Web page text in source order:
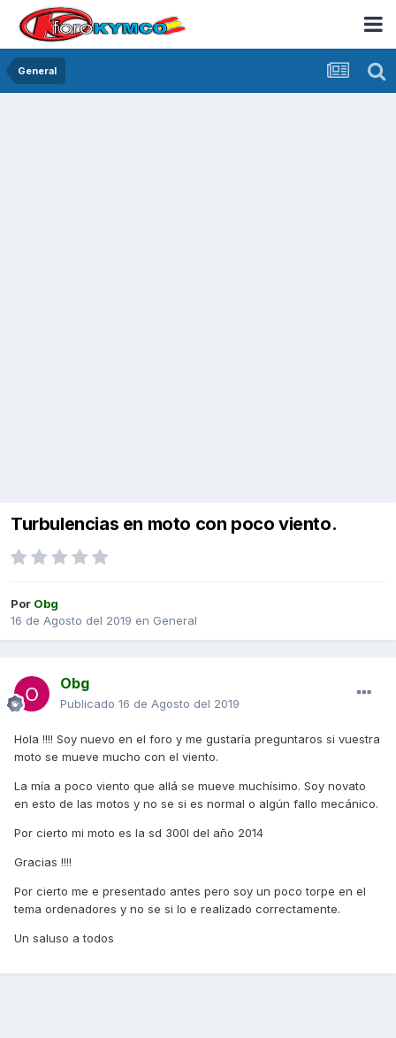
General
Turbulencias en moto con poco viento.
Por Obg
16 de Agosto del 2019 en General
Obg
Publicado 16 de Agosto del 2019
Hola !!!! Soy nuevo en el foro y me gustaría preguntaros si vuestra
moto se mueve mucho con el viento.
La mía a poco viento que allá se mueve muchísimo. Soy novato
en esto de las motos y no se si es normal o algún fallo mecánico.
Por cierto mi moto es la sd 300I del año 2014
Gracias !!!!
Por cierto me e presentado antes pero soy un poco torpe en el
tema ordenadores y no se si lo e realizado correctamente.
Un saluso a todos